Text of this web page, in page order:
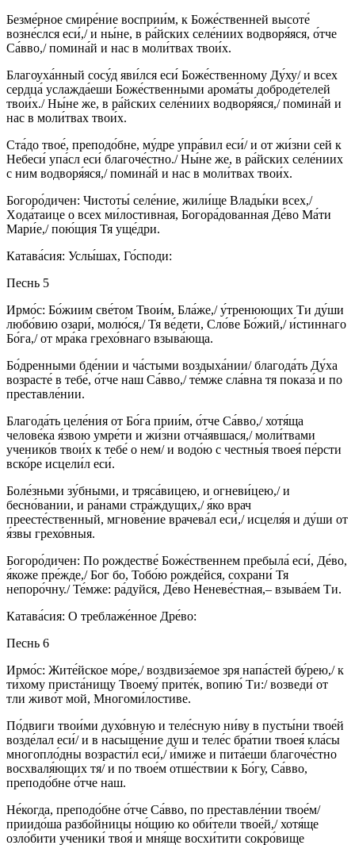
Безме́рное смире́ние восприи́м, к Боже́ственней высоте́
возне́слся еси́,/ и ны́не, в ра́йских селе́ниих водворя́яся, о́тче
Са́вво,/ помина́й и нас в моли́твах твои́х.
Благоуха́нный сосу́д яви́лся еси́ Боже́ственному Ду́ху/ и всех
сердца́ услажда́еши Боже́ственными арома́ты доброде́телей
твои́х./ Ны́не же, в ра́йских селе́ниих водворя́яся,/ помина́й и
нас в моли́твах твои́х.
Ста́до твое́, преподо́бне, му́дре упра́вил еси́/ и от жи́зни сей к
Небеси́ упа́сл еси́ благоче́стно./ Ны́не же, в ра́йских селе́ниих
с ним водворя́яся,/ помина́й и нас в моли́твах твои́х.
Богоро́дичен: Чистоты́ селе́ние, жили́ще Влады́ки всех,/
Хода́таице о всех ми́лостивная, Богора́дованная Де́во Ма́ти
Мари́е,/ пою́щия Тя уще́дри.
Катава́сия: Услы́шах, Го́споди:
Песнь 5
Ирмо́с: Бо́жиим све́том Твои́м, Бла́же,/ у́тренюющих Ти ду́ши
любо́вию озари́, молю́ся,/ Тя ве́дети, Сло́ве Бо́жий,/ и́стиннаго
Бо́га,/ от мра́ка грехо́внаго взыва́юща.
Бо́дренными бде́нии и ча́стыми воздыха́нии/ благода́ть Ду́ха
возрасте́ в тебе́, о́тче наш Са́вво,/ те́мже сла́вна тя показа́ и по
преставле́нии.
Благода́ть целе́ния от Бо́га прии́м, о́тче Са́вво,/ хотя́ща
челове́ка я́звою умре́ти и жи́зни отча́явшася,/ моли́твами
ученико́в твои́х к тебе́ о нем/ и водо́ю с честны́я твоея́ пе́рсти
вско́ре исцели́л еси́.
Боле́зньми зу́бными, и тряса́вицею, и огневи́цею,/ и
бесно́вании, и ра́нами стра́ждущих,/ я́ко врач
преесте́ственный, мгнове́ние врачева́л еси́,/ исцеля́я и ду́ши от
я́звы грехо́вныя.
Богоро́дичен: По рождестве́ Боже́ственнем пребыла́ еси́, Де́во,
я́коже пре́жде,/ Бог бо, Тобо́ю рожде́йся, сохрани́ Тя
непоро́чну./ Те́мже: ра́дуйся, Де́во Неневе́стная,– взыва́ем Ти.
Катава́сия: О треблаже́нное Дре́во:
Песнь 6
Ирмо́с: Жите́йское мо́ре,/ воздвиза́емое зря напа́стей бу́рею,/ к
ти́хому приста́нищу Твоему́ прите́к, вопию́ Ти:/ возведи́ от
тли живо́т мой, Многоми́лостиве.
По́двиги твои́ми духо́вную и теле́сную ни́ву в пусты́ни твое́й
возде́лал еси́/ и в насыще́ние душ и теле́с бра́тии твоея́ кла́сы
многопло́дны возрасти́л еси́,/ и́миже и пита́еши благоче́стно
восхваля́ющих тя/ и по твое́м отше́ствии к Бо́гу, Са́вво,
преподо́бне о́тче наш.
Не́когда, преподо́бне о́тче Са́вво, по преставле́нии твое́м/
приидо́ша разбо́йницы но́щию ко оби́тели твое́й,/ хотя́ще
озло́бити ученики́ твоя́ и мня́ще восхи́тити сокро́вище